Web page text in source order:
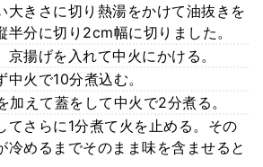
大きさに切り熱湯をかけて油抜きを
半分に切り2cm幅に切りました。
揚げを入れて中火にかける。
火で10分煮込む。
加えて蓋をして中火で2分煮る。
てさらに1分煮て火を止める。その
冷めるまでそのまま味を含ませると